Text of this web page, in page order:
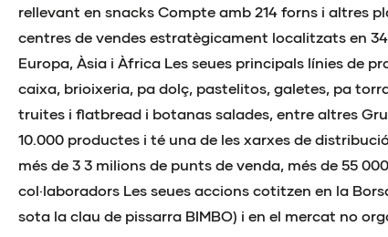
rellevant en snacks Compte amb 214 forns i altres
centres de vendes estratègicament localitzats en 34
Europa, Àsia i Àfrica Les seues principals línies de
caixa, brioixeria, pa dolç, pastelitos, galetes, pa
truites i flatbread i botanas salades, entre altres
10.000 productes i té una de les xarxes de
més de 3 3 milions de punts de venda, més de 55
col·laboradors Les seues accions cotitzen en la
sota la clau de pissarra BIMBO) i en el mercat no